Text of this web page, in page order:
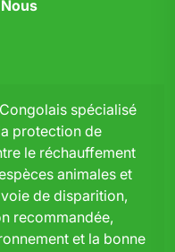
spécialisé
protection de
le réchauffement
animales et
de disparition,
recommandée,
et la bonne